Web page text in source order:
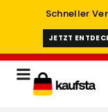
Schneller
JETZT